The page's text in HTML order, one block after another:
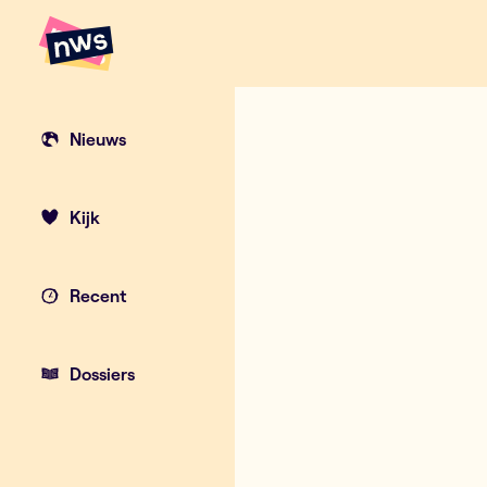
Nieuws
Kijk
Recent
Dossiers
Thibaut (17)